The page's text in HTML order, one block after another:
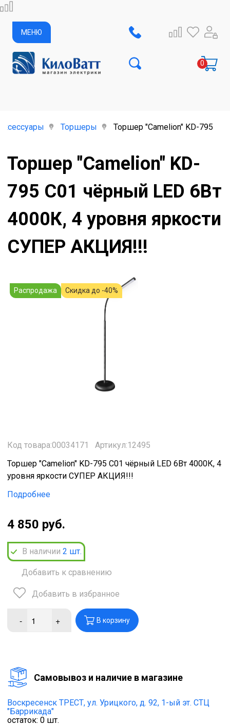
МЕНЮ
Торшеры Торшер "Camelion" KD-795
Торшер "Camelion" KD-
795 C01 чёрный LED 6Вт
4000К, 4 уровня яркости
СУПЕР АКЦИЯ!!!
Распродажа Скидка до -40%
Код товара:00034171
Артикул:12495
Торшер "Camelion" KD-795 C01 чёрный LED 6Вт 4000К, 4
уровня яркости СУПЕР АКЦИЯ!!!
Подробнее
4 850 руб.
В наличии 2 шт.
Добавить к сравнению
Добавить в избранное
- + В корзину
Cамовывоз и наличие в магазине
Воскресенск ТРЕСТ, ул. Урицкого, д. 92, 1-ый эт. СТЦ
"Баррикада"
остаток: 0 шт.